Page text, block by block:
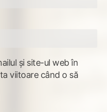
și site-ul web în
viitoare când o să